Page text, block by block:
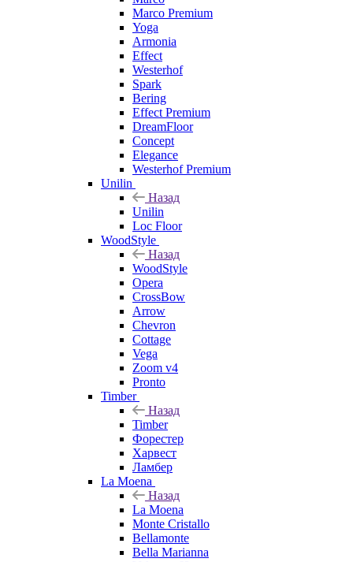
Marco Premium
Yoga
Armonia
Effect
Westerhof
Spark
Bering
Effect Premium
DreamFloor
Concept
Elegance
Westerhof Premium
Unilin
Назад
Unilin
Loc Floor
WoodStyle
Назад
WoodStyle
Opera
CrossBow
Arrow
Chevron
Cottage
Vega
Zoom v4
Pronto
Timber
Назад
Timber
Форестер
Харвест
Ламбер
La Moena
Назад
La Moena
Monte Cristallo
Bellamonte
Bella Marianna